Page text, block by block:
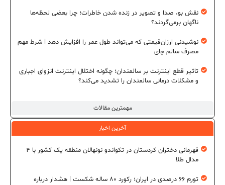
مهمترین مقالات
نقش بو، صدا و تصویر در زنده شدن خاطرات؛ چرا بعضی لحظه‌ها
ناگهان برمی‌گردند؟
نوشیدنی ارزان‌قیمتی که می‌تواند طول عمر را افزایش دهد | شرط مهم
مصرف سالم چای
تاثیر قطع اینترنت بر سالمندان؛ چگونه اختلال اینترنت انزوای اجباری
و مشکلات درمانی سالمندان را تشدید می‌کند؟
آخرین اخبار
قهرمانی دختران کردستان در تکواندو نونهالان منطقه یک کشور با ۴
مدال طلا
تورم ۶۶ درصدی در ایران؛ رکورد ۸۰ ساله شکست | هشدار درباره